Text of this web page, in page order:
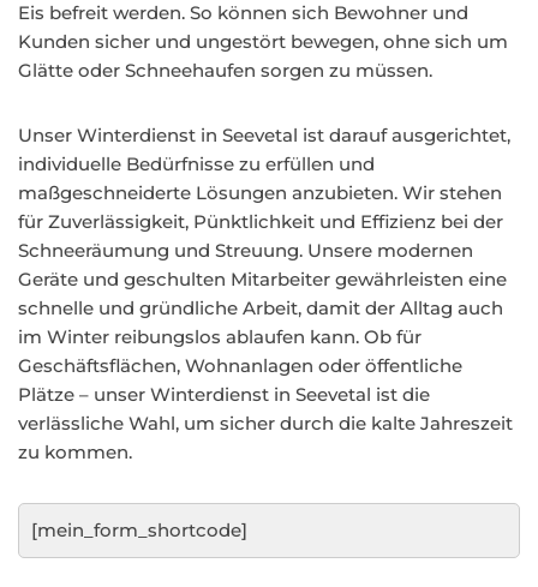
Eis befreit werden. So können sich Bewohner und
Kunden sicher und ungestört bewegen, ohne sich um
Glätte oder Schneehaufen sorgen zu müssen.
Unser Winterdienst in Seevetal ist darauf ausgerichtet,
individuelle Bedürfnisse zu erfüllen und
maßgeschneiderte Lösungen anzubieten. Wir stehen
für Zuverlässigkeit, Pünktlichkeit und Effizienz bei der
Schneeräumung und Streuung. Unsere modernen
Geräte und geschulten Mitarbeiter gewährleisten eine
schnelle und gründliche Arbeit, damit der Alltag auch
im Winter reibungslos ablaufen kann. Ob für
Geschäftsflächen, Wohnanlagen oder öffentliche
Plätze – unser Winterdienst in Seevetal ist die
verlässliche Wahl, um sicher durch die kalte Jahreszeit
zu kommen.
[mein_form_shortcode]